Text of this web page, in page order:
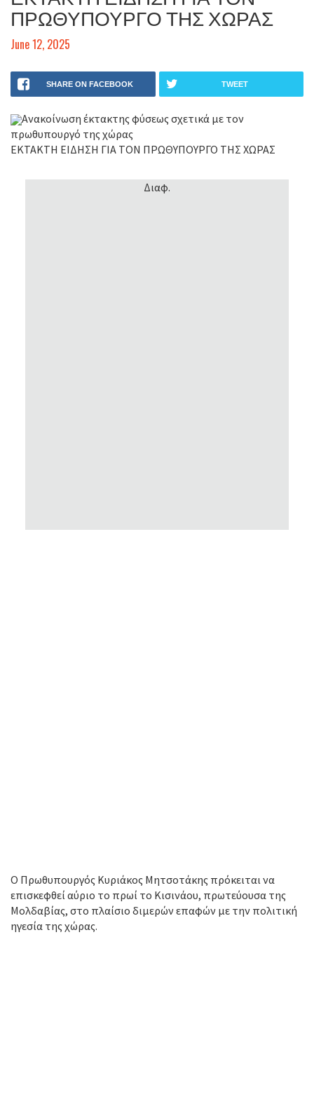
ΠΡΩΘΥΠΟΥΡΓΟ ΤΗΣ ΧΩΡΑΣ
June 12, 2025
SHARE ON FACEBOOK TWEET
Ανακοίνωση έκτακτης φύσεως σχετικά με τον
πρωθυπουργό της χώρας
ΕΚΤΑΚΤΗ ΕΙΔΗΣΗ ΓΙΑ ΤΟΝ ΠΡΩΘΥΠΟΥΡΓΟ ΤΗΣ ΧΩΡΑΣ
Διαφ.
Ο Πρωθυπουργός Κυριάκος Μητσοτάκης πρόκειται να
επισκεφθεί αύριο το πρωί το Κισινάου, πρωτεύουσα της
Μολδαβίας, στο πλαίσιο διμερών επαφών με την πολιτική
ηγεσία της χώρας.